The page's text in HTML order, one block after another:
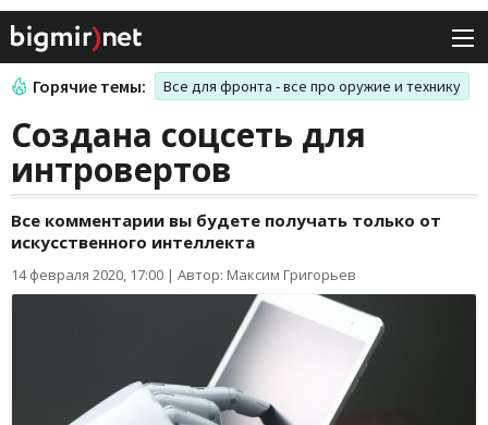
Горячие темы: Все для фронта - все про оружие и технику
Создана соцсеть для
интровертов
Все комментарии вы будете получать только от
искусственного интеллекта
14 февраля 2020, 17:00 | Автор: Максим Григорьев